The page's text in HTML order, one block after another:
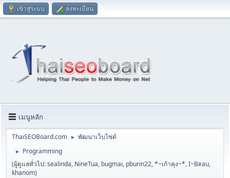
เข้าสู่ระบบ ลงทะเบียน
เมนูหลัก
ThaiSEOBoard.com ► พัฒนาเว็บไซต์
►
Programming
(ผู้ดูแลทั่วไป:sealinda, NineTua, bugmai, pburin22,*~เก้าคุง~*,I~Beau,
khanom)